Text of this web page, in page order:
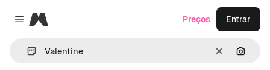
Close menu
Magnific
Limpar
Preços Entrar